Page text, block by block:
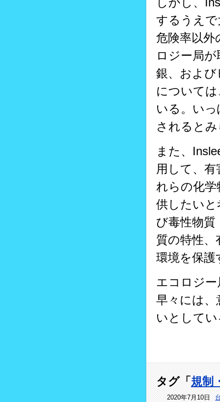
するうえ
危険率以
ロジー局
銀、および
について
いる。い
されると
また、
用して、
れらの化
供したいと
び毒性物
質の特性
環境を保
エコロジ
早々には
いとして
タグ「規制
2020年7月10日